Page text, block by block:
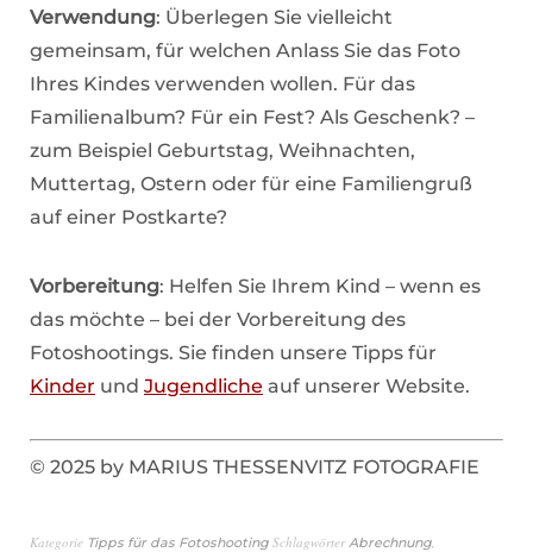
Verwendung: Überlegen Sie vielleicht
gemeinsam, für welchen Anlass Sie das Foto
Ihres Kindes verwenden wollen. Für das
Familienalbum? Für ein Fest? Als Geschenk? –
zum Beispiel Geburtstag, Weihnachten,
Muttertag, Ostern oder für eine Familiengruß
auf einer Postkarte?
Vorbereitung: Helfen Sie Ihrem Kind – wenn es
das möchte – bei der Vorbereitung des
Fotoshootings. Sie finden unsere Tipps für
Kinder und Jugendliche auf unserer Website.
© 2025 by MARIUS THESSENVITZ FOTOGRAFIE
Kategorie Tipps für das Fotoshooting Schlagwörter Abrechnung